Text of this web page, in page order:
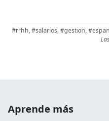
#rrhh, #salarios, #gestion,
Aprende más